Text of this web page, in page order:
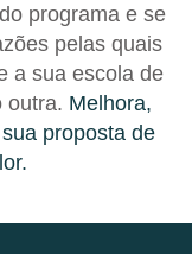
programa e se
pelas quais
a sua escola de
outra. Melhora,
proposta de